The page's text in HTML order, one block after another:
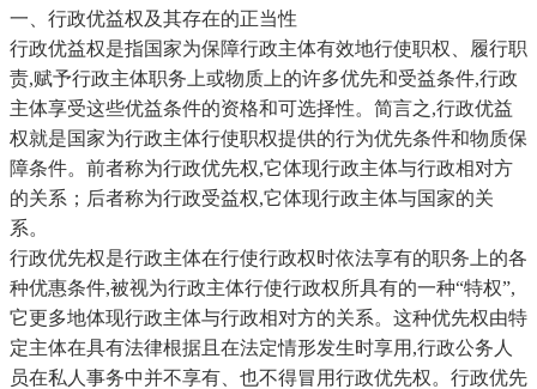
一、行政优益权及其存在的正当性
行政优益权是指国家为保障行政主体有效地行使职权、履行职
责,赋予行政主体职务上或物质上的许多优先和受益条件,行政
主体享受这些优益条件的资格和可选择性。简言之,行政优益
权就是国家为行政主体行使职权提供的行为优先条件和物质保
障条件。前者称为行政优先权,它体现行政主体与行政相对方
的关系；后者称为行政受益权,它体现行政主体与国家的关
系。
行政优先权是行政主体在行使行政权时依法享有的职务上的各
种优惠条件,被视为行政主体行使行政权所具有的一种“特权”,
它更多地体现行政主体与行政相对方的关系。这种优先权由特
定主体在具有法律根据且在法定情形发生时享用,行政公务人
员在私人事务中并不享有、也不得冒用行政优先权。行政优先